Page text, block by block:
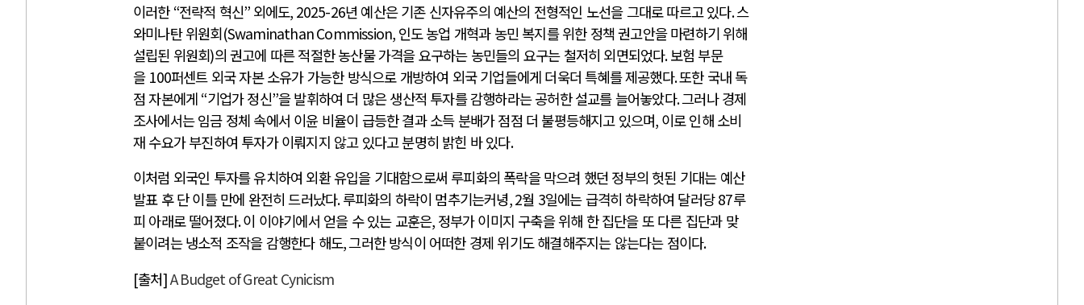
이러한 “전략적 혁신” 외에도, 2025-26년 예산은 기존 신자유주의 예산의 전형적인 노선을 그대로 따르고 있다.스
와미나탄 위원회(Swaminathan Commission, 인도 농업 개혁과 농민 복지를 위한 정책 권고안을 마련하기 위해
설립된 위원회)의 권고에 따른 적절한 농산물 가격을 요구하는 농민들의 요구는 철저히 외면되었다.보험 부문
을 100퍼센트 외국 자본 소유가 가능한 방식으로 개방하여 외국 기업들에게 더욱더 특혜를 제공했다.또한 국내 독
점 자본에게 “기업가 정신”을 발휘하여 더 많은 생산적 투자를 감행하라는 공허한 설교를 늘어놓았다.그러나 경제
조사에서는 임금 정체 속에서 이윤 비율이 급등한 결과 소득 분배가 점점 더 불평등해지고 있으며, 이로 인해 소비
재 수요가 부진하여 투자가 이뤄지지 않고 있다고 분명히 밝힌 바 있다.
이처럼 외국인 투자를 유치하여 외환 유입을 기대함으로써 루피화의 폭락을 막으려 했던 정부의 헛된 기대는 예산
발표 후 단 이틀 만에 완전히 드러났다.루피화의 하락이 멈추기는커녕, 2월 3일에는 급격히 하락하여 달러당87루
피 아래로 떨어졌다.이 이야기에서 얻을 수 있는 교훈은, 정부가 이미지 구축을 위해 한 집단을 또 다른 집단과 맞
붙이려는 냉소적 조작을 감행한다 해도,그러한 방식이 어떠한 경제 위기도 해결해주지는 않는다는 점이다.
[출처]A Budget of Great Cynicism